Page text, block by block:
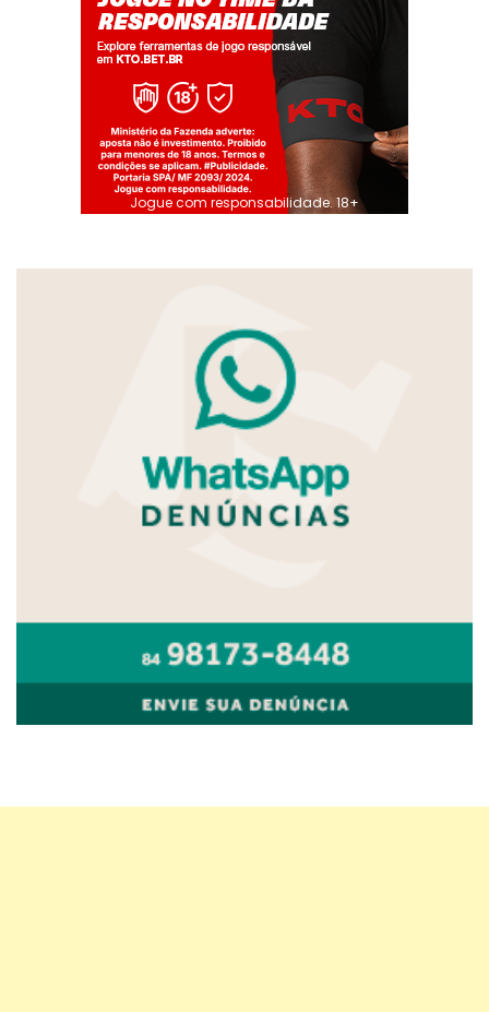
Jogue com responsabilidade. 18+